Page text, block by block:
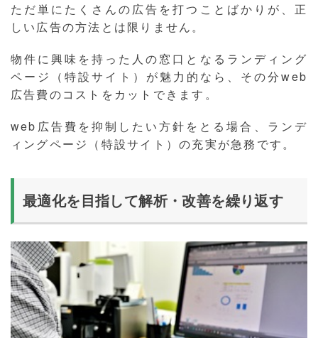
ただ単にたくさんの広告を打つことばかりが、正
しい広告の方法とは限りません。
物件に興味を持った人の窓口となるランディング
ページ（特設サイト）が魅力的なら、その分web
広告費のコストをカットできます。
web広告費を抑制したい方針をとる場合、ランデ
ィングページ（特設サイト）の充実が急務です。
最適化を目指して解析・改善を繰り返す